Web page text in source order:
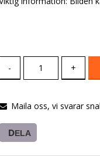
- +
Maila oss, vi svarar
DELA